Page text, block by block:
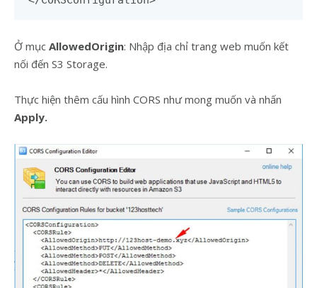
Ở mục AllowedOrigin: Nhập địa chỉ trang web muốn kết
nối đến S3 Storage.
Thực hiện thêm cấu hình CORS như mong muốn và nhấn
Apply.